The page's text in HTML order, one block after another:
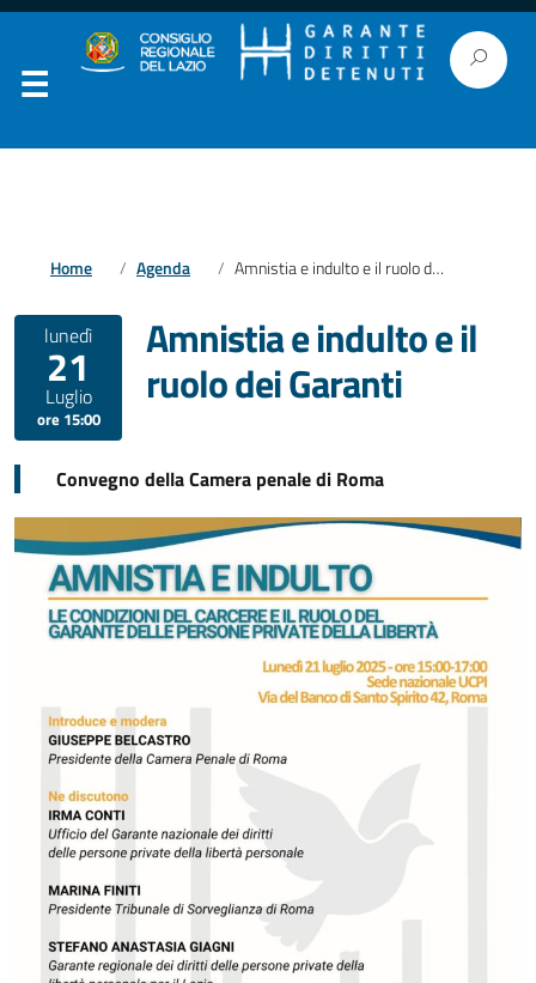
Home Agenda Amnistia e indulto e il ruolo dei Garanti
lunedì
21
Luglio
ore 15:00
Amnistia e indulto e il
ruolo dei Garanti
Convegno della Camera penale di Roma